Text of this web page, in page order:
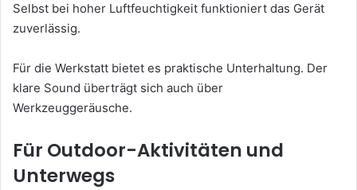
Selbst bei hoher Luftfeuchtigkeit funktioniert das Gerät
zuverlässig.
Für die Werkstatt bietet es praktische Unterhaltung. Der
klare Sound überträgt sich auch über
Werkzeuggeräusche.
Für Outdoor-Aktivitäten und
Unterwegs